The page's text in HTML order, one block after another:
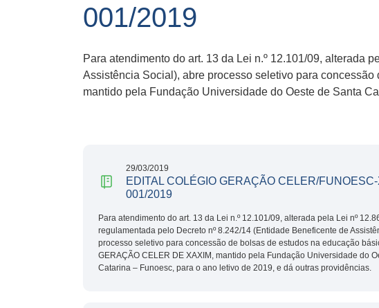
001/2019
Para atendimento do art. 13 da Lei n.º 12.101/09, alterada
Assistência Social), abre processo seletivo para
mantido pela Fundação Universidade do Oeste de Santa
29/03/2019
EDITAL COLÉGIO GERAÇÃO CELER/
001/2019
Para atendimento do art. 13 da Lei n.º 12.101/09, alterada pela Lei nº
regulamentada pelo Decreto nº 8.242/14 (Entidade Beneficente de
processo seletivo para concessão de bolsas de estudos na educação
GERAÇÃO CELER DE XAXIM, mantido pela Fundação Universidade do
Catarina – Funoesc, para o ano letivo de 2019, e dá outras providências.